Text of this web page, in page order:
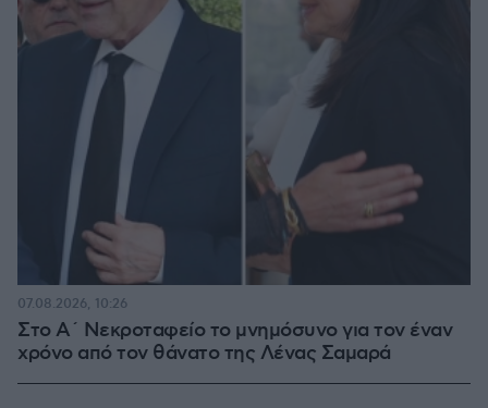
Στο Α΄ Νεκροταφείο το μνημόσυνο για τον έναν
χρόνο από τον θάνατο της Λένας Σαμαρά
07.08.2026, 10:26